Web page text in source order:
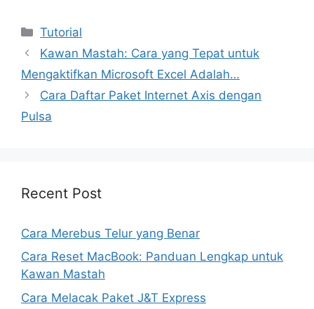
Kategori
Tutorial
Kawan Mastah: Cara yang Tepat untuk
Mengaktifkan Microsoft Excel Adalah…
Cara Daftar Paket Internet Axis dengan
Pulsa
Recent Post
Cara Merebus Telur yang Benar
Cara Reset MacBook: Panduan Lengkap untuk
Kawan Mastah
Cara Melacak Paket J&T Express